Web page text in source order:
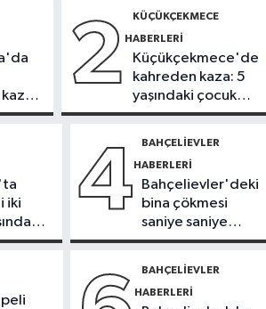
bugünden şekilleniyor’
Sağlık
yangınlara neden olabilir
Yelken Yarışları'nda ilk günün
sonuçları belli oldu
operasyonu
2 KÜÇÜKÇEKMECE
HABERLERI
Küçükçekmece'de
kahreden kaza: 5
yaşındaki çocuk
yoğun bakımda
iki
4 BAHÇELIEVLER
HABERLERI
Bahçelievler'deki
bina çökmesi
saniye saniye
görüntülendi
BAHÇELIEVLER
HABERLERI